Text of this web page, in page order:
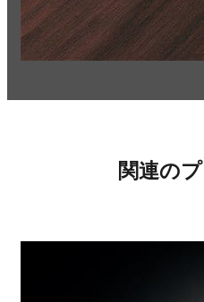
関連の